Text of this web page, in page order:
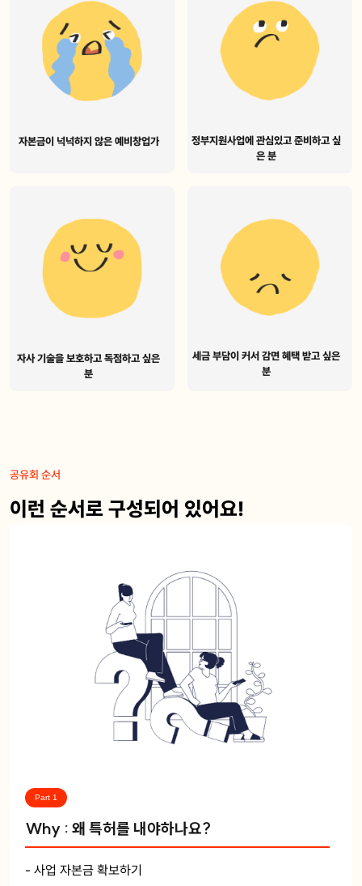
자본금이 넉넉하지 않은 예비창업가
정부지원사업에 관심있고 준비하고 싶
은 분
자사 기술을 보호하고 독점하고 싶은
분
세금 부담이 커서 감면 혜택 받고 싶은
분
공유회 순서
이런 순서로 구성되어 있어요!
Part 1
Why : 왜 특허를 내야하나요?
- 사업 자본금 확보하기